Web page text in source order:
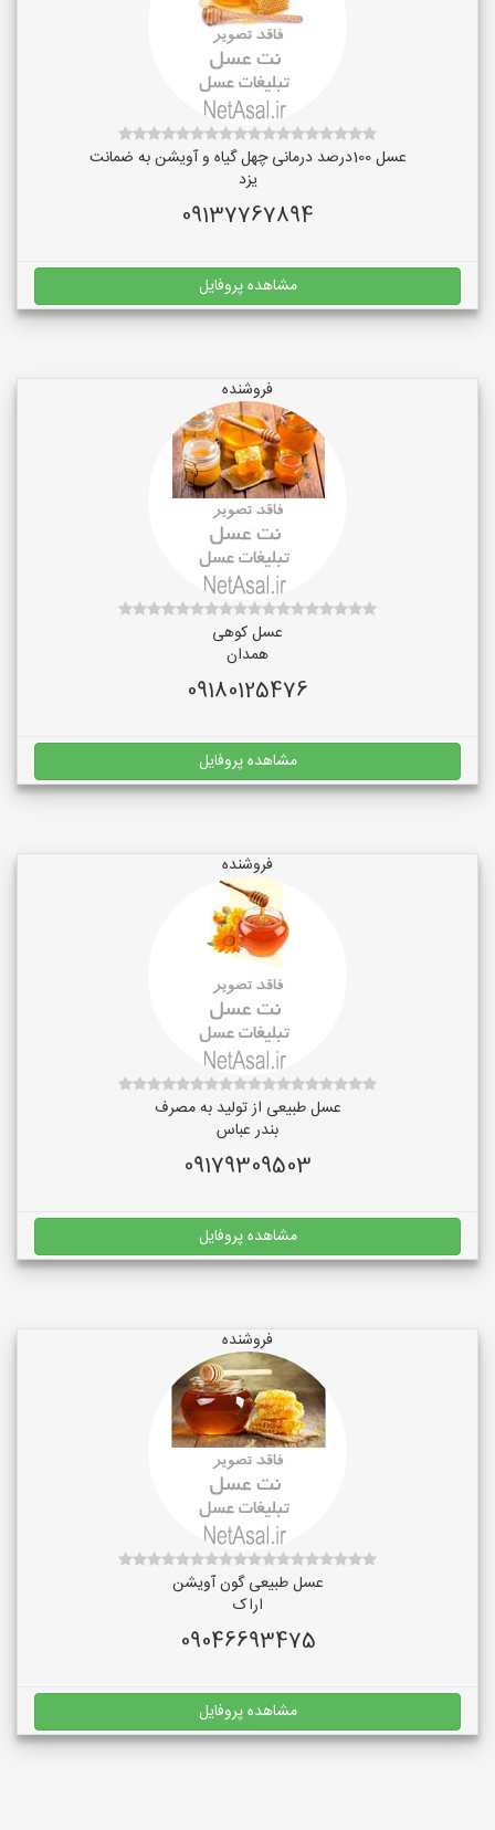
عسل 100درصد درمانی چهل گیاه و آویشن به ضمانت
یزد
09137767894
مشاهده پروفایل
فروشنده
عسل کوهی
همدان
09180125476
مشاهده پروفایل
فروشنده
عسل طبیعی از تولید به مصرف
بندر عباس
09179309503
مشاهده پروفایل
فروشنده
عسل طبیعی گون آویشن
اراک
09046693475
مشاهده پروفایل